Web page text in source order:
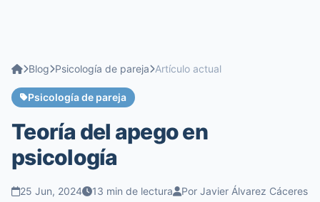
Blog Psicología de pareja Artículo actual
Psicología de pareja
Teoría del apego en
psicología
25 Jun, 2024 13 min de lectura Por Javier Álvarez Cáceres